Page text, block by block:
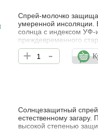
Спрей-молочко
умеренной инсоляции.
солнца с индексом УФ-
преждевременного
Усиливает и
+ -
Солнцезащитный
естественному
высокой степенью